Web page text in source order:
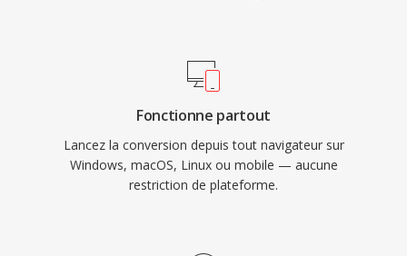
Fonctionne partout
Lancez la conversion depuis tout navigateur sur
Windows, macOS, Linux ou mobile — aucune
restriction de plateforme.